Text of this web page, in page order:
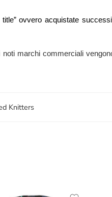
ovvero acquistate
marchi commerciali
Knitters